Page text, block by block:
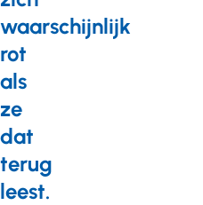
waarschijnlijk
rot
als
ze
dat
terug
leest.